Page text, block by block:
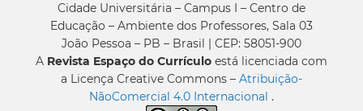
Cidade Universitária – Campus I – Centro de
Educação – Ambiente dos Professores, Sala 03
João Pessoa – PB – Brasil | CEP: 58051-900
A Revista Espaço do Currículo está licenciada com
a Licença Creative Commons – Atribuição-
NãoComercial 4.0 Internacional .